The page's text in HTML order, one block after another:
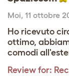
Moi 11 ottobre
Ho ricevuto
ottimo,
comodi
Review for: